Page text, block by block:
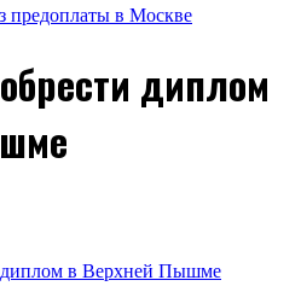
предоплаты в Москве
диплом
диплом в Верхней Пышме